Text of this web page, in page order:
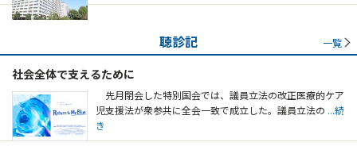
聴診記 一覧
社会全体で支えるために
先月閉会した特別国会では、議員立法の改正医療的ケア
児支援法が衆参共に全会一致で成立した。議員立法の ...続
き